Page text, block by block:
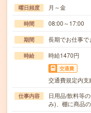
曜日頻度 月～金
時間 08:00～17:00
期間 長期でお仕事で
時給 時給1470円
交通費
交通費規定内支
仕事内容
日用品/飲料等
み)、棚に商品